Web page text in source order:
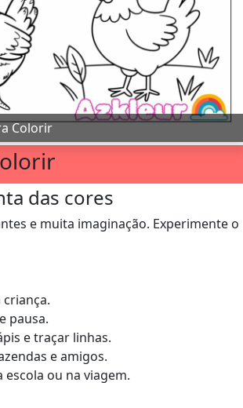
Colorir
das cores
e muita imaginação. Experimente o
pausa.
e traçar linhas.
e amigos.
ou na viagem.